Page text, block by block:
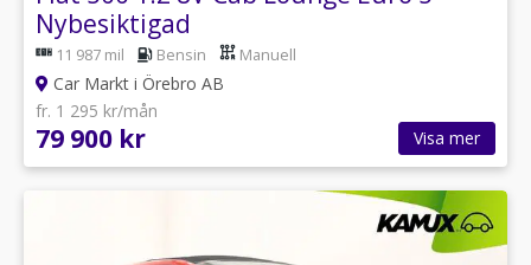
Nybesiktigad
11 987 mil Bensin Manuell
Car Markt i Örebro AB
fr. 1 295 kr/mån
79 900 kr Visa mer